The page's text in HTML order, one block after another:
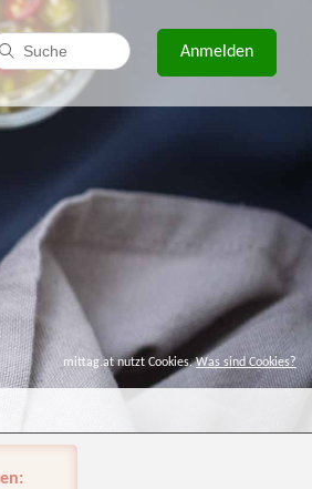
Anmelden
mittag.at nutzt Cookies.Was sind Cookies?